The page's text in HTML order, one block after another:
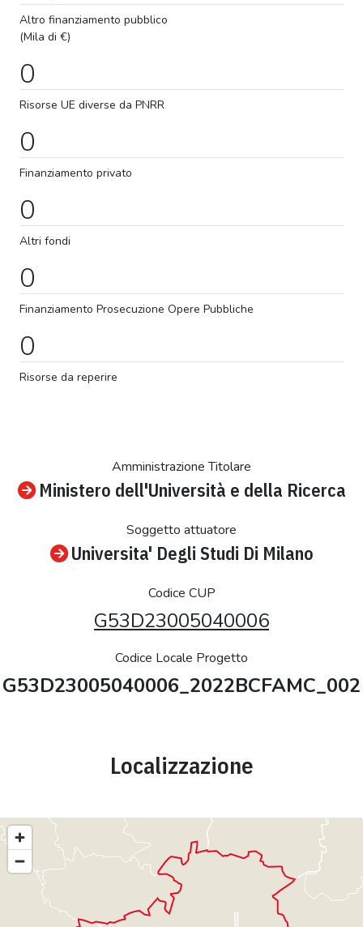
Altro finanziamento pubblico
(Mila di €)
0
Risorse UE diverse da PNRR
0
Finanziamento privato
0
Altri fondi
0
Finanziamento Prosecuzione Opere Pubbliche
0
Risorse da reperire
Amministrazione Titolare
Ministero dell'Università e della Ricerca
Soggetto attuatore
Universita' Degli Studi Di Milano
Codice CUP
G53D23005040006
Codice Locale Progetto
G53D23005040006_2022BCFAMC_002
Localizzazione